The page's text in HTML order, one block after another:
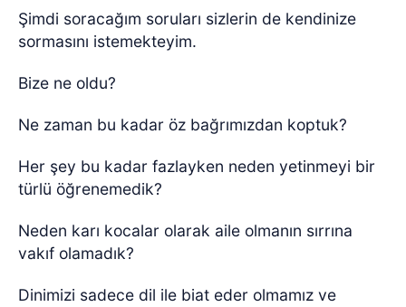
Şimdi soracağım soruları sizlerin de kendinize
sormasını istemekteyim.
Bize ne oldu?
Ne zaman bu kadar öz bağrımızdan koptuk?
Her şey bu kadar fazlayken neden yetinmeyi bir
türlü öğrenemedik?
Neden karı kocalar olarak aile olmanın sırrına
vakıf olamadık?
Dinimizi sadece dil ile biat eder olmamız ve